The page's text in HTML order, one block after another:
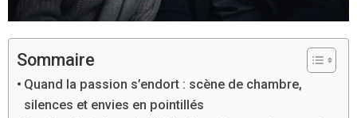
Sommaire
Quand la passion s’endort : scène de chambre,
silences et envies en pointillés